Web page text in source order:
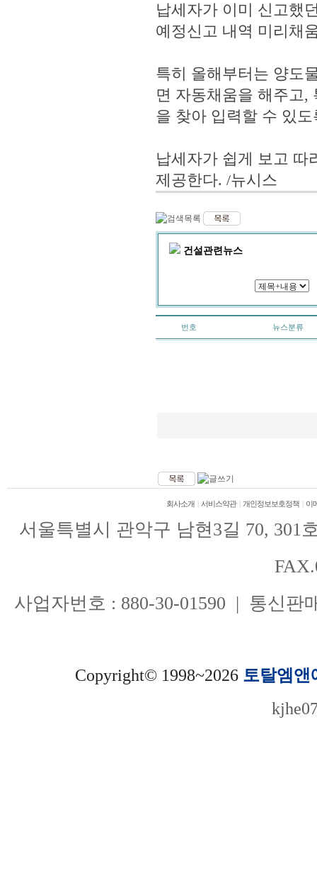
납세자가 이미 신고했
예정신고 내역 미리채
특히 올해부터는 양도
면 자동채움을 해주고,
을 찾아 입력할 수 있
납세자가 쉽게 보고 따
제공한다. /뉴시스
건설관련뉴스
번호 뉴스분류
회사소개 서비스약관 개인정보보호정책 이
서울특별시 관악구 남현3길 70, 301
사업자번호 : 880-30-01590 | 통신판
Copyright© 1998~2026 토탈엠앤